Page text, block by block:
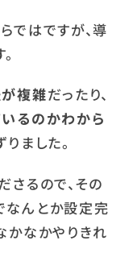
ではですが、導
複雑だったり、
るのかわから
ました。
るので、その
なんとか設定完
かなかやりきれ